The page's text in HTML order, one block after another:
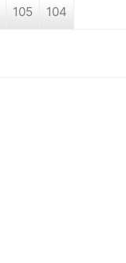
105 104